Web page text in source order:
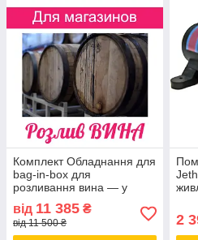
Комплект Обладнання для
bag-in-box для
розливання вина — у
від 11 385 ₴
від 11 500 ₴ 2